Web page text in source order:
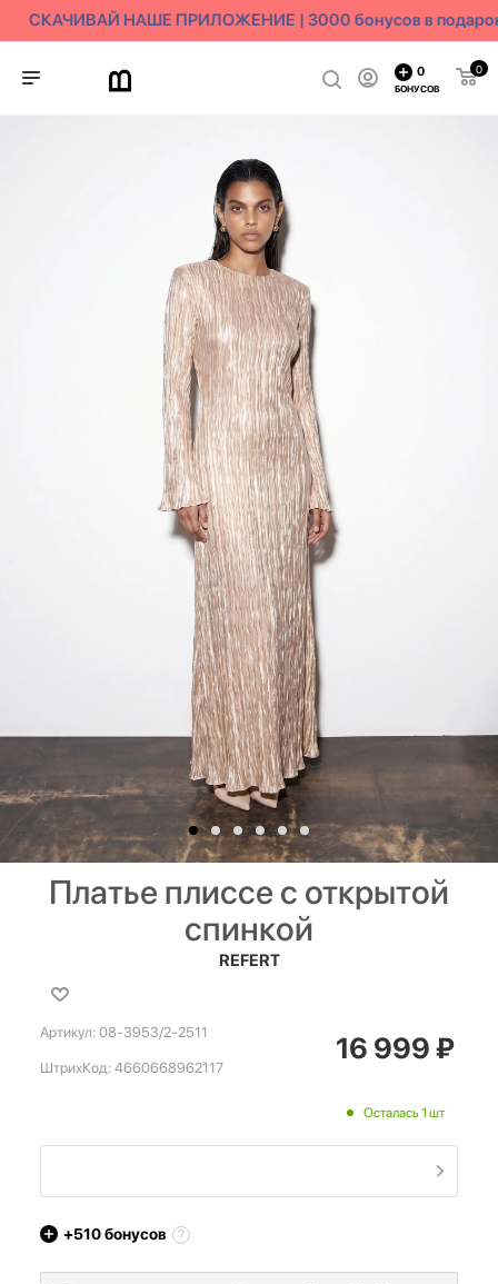
СКАЧИВАЙ НАШЕ ПРИЛОЖЕНИЕ | 3000 бонусов в подарок
0
0
БОНУСОВ
Платье плиссе с открытой
спинкой
REFERT
Артикул: 08-3953/2-2511
ШтрихКод: 4660668962117
16 999₽
Осталась 1 шт
+510бонусов